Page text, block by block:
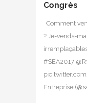
Congrès
Comment
? Je-vends-
#SEA2017
Entreprise